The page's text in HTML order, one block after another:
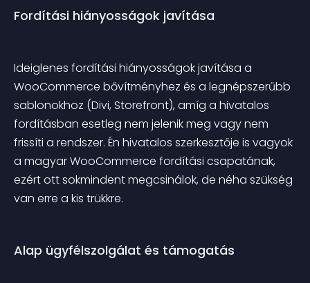
Fordítási hiányosságok javítása
Ideiglenes fordítási hiányosságok javítása a
WooCommerce bővítményhez és a legnépszerűbb
sablonokhoz (Divi, Storefront), amíg a hivatalos
fordításban esetleg nem jelenik meg vagy nem
frissíti a rendszer. Én hivatalos szerkesztője is vagyok
a magyar WooCommerce fordítási csapatának,
ezért ott sokmindent megcsinálok, de néha szükség
van erre a kis trükkre.
Alap ügyfélszolgálat és támogatás